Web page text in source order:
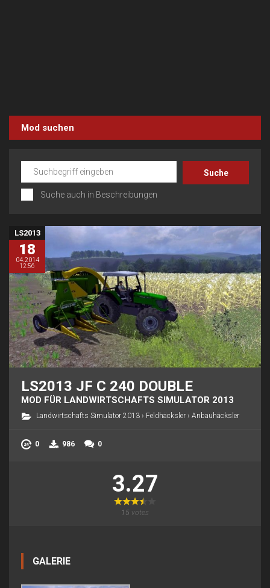
Mod suchen
Suche auch in Beschreibungen
LS2013
18
04.2014
12:56
LS2013 JF C 240 DOUBLE
MOD FÜR LANDWIRTSCHAFTS SIMULATOR 2013
Landwirtschafts Simulator 2013 › Feldhäcksler › Anbauhäcksler
0 986 0
3.27
15 votes
GALERIE